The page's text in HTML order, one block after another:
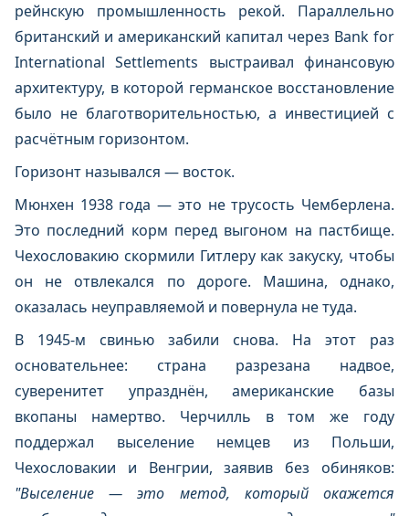
рейнскую промышленность рекой. Параллельно
британский и американский капитал через Bank for
International Settlements выстраивал финансовую
архитектуру, в которой германское восстановление
было не благотворительностью, а инвестицией с
расчётным горизонтом.
Горизонт назывался — восток.
Мюнхен 1938 года — это не трусость Чемберлена.
Это последний корм перед выгоном на пастбище.
Чехословакию скормили Гитлеру как закуску, чтобы
он не отвлекался по дороге. Машина, однако,
оказалась неуправляемой и повернула не туда.
В 1945-м свинью забили снова. На этот раз
основательнее: страна разрезана надвое,
суверенитет упразднён, американские базы
вкопаны намертво. Черчилль в том же году
поддержал выселение немцев из Польши,
Чехословакии и Венгрии, заявив без обиняков:
"Выселение — это метод, который окажется